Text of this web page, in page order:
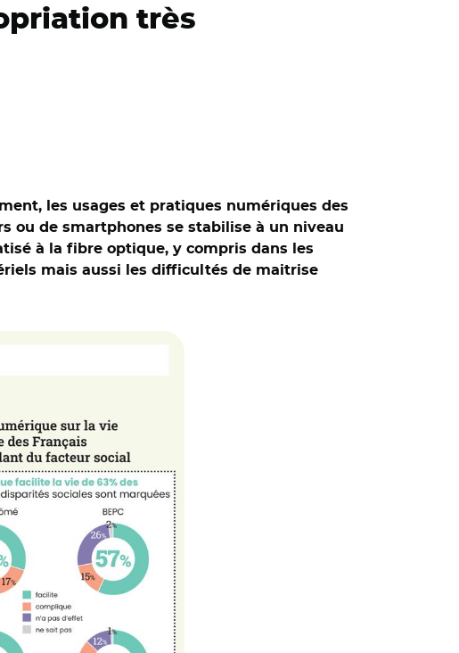
très
les usages et pratiques numériques des
ou de smartphones se stabilise à un niveau
à la fibre optique, y compris dans les
mais aussi les difficultés de maitrise